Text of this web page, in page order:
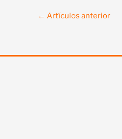
← Artículos anterior